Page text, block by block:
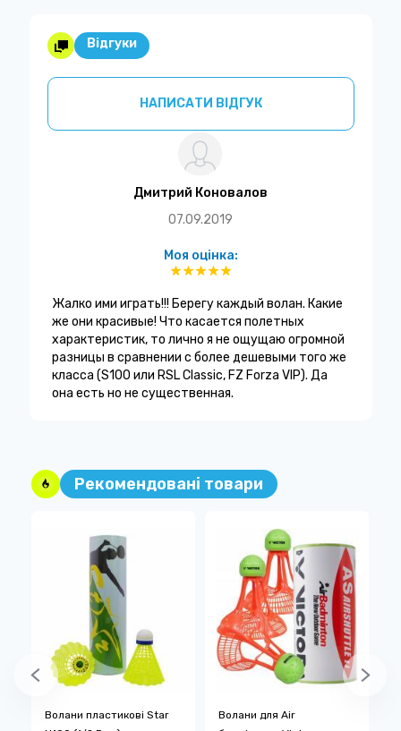
Відгуки
НАПИСАТИ ВІДГУК
Дмитрий Коновалов
07.09.2019
Моя оцінка:
Жалко ими играть!!! Берегу каждый волан. Какие
же они красивые! Что касается полетных
характеристик, то лично я не ощущаю огромной
разницы в сравнении с более дешевыми того же
класса (S100 или RSL Classic, FZ Forza VIP). Да
она есть но не существенная.
Рекомендовані товари
Волани пластикові Star
Волани для Air